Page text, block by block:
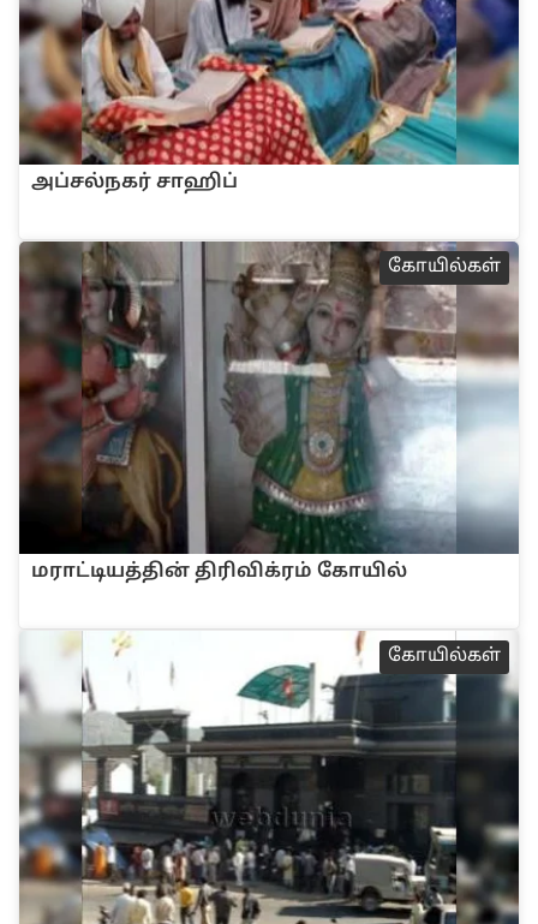
அ‌ப்ச‌ல்நக‌ர் சா‌ஹ‌ி‌ப்
கோ‌யி‌ல்க‌ள்
மரா‌ட்டிய‌த்‌தி‌ன் ‌தி‌ரி‌வி‌க்ர‌ம் கோ‌யி‌ல்
கோ‌யி‌ல்க‌ள்